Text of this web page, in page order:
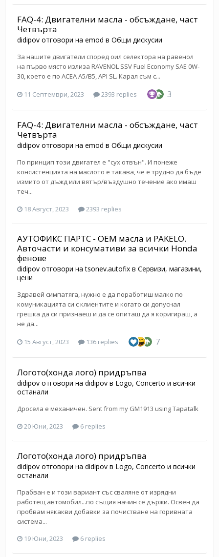
FAQ-4: Двигателни масла - обсъждане, част
Четвърта
didipov отговори на emod в Общи дискусии
За нашите двигатели според оил селектора на равенол
на първо място излиза RAVENOL SSV Fuel Economy SAE 0W-
30, което е по ACEA A5/B5, API SL. Карал съм с...
11 Септември, 2023 2393 replies 3
FAQ-4: Двигателни масла - обсъждане, част
Четвърта
didipov отговори на emod в Общи дискусии
По принцип този двигател е "сух отвън". И понеже
консистенцията на маслото е такава, че е трудно да бъде
измито от дъжд или вятър/въздушно течение ако имаш
теч...
18 Август, 2023
2393 replies
АУТОФИКС ПАРТС - ОЕМ масла и PAKELO.
Aвточасти и консумативи за всички Honda
фенове
didipov отговори наtsonev.autofix в Сервизи, магазини,
цени
Здравей симпатяга, нужно е да поработиш малко по
комуникацията си с клиентите и когато си допуснал
грешка да си признаеш и да се опиташ да я коригираш, а
не да...
15 Август, 2023 136 replies 7
Логото(хонда лого) придръпва
didipov отговори на didipov в Logo, Concerto и всички
останали
Дросела е механичен. Sent from my GM1913 using Tapatalk
20 Юни, 2023
6 replies
Логото(хонда лого) придръпва
didipov отговори на didipov в Logo, Concerto и всички
останали
Прабван е и този вариант със сваляне от изрядни
работещ автомобил...по същия начин се държи. Освен да
пробвам някакви добавки за почистване на горивната
система...
19 Юни, 2023
6 replies